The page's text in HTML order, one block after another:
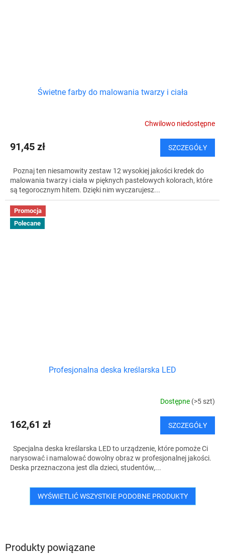
Produkty powiązane
Świetne farby do malowania twarzy i ciała
Chwilowo niedostępne
91,45 zł SZCZEGÓŁY
Poznaj ten niesamowity zestaw 12 wysokiej jakości kredek do
malowania twarzy i ciała w pięknych pastelowych kolorach, które
są tegorocznym hitem. Dzięki nim wyczarujesz...
Promocja
Polecane
Profesjonalna deska kreślarska LED
Dostępne (>5 szt)
162,61 zł SZCZEGÓŁY
Specjalna deska kreślarska LED to urządzenie, które pomoże Ci
narysować i namalować dowolny obraz w profesjonalnej jakości.
Deska przeznaczona jest dla dzieci, studentów,...
WYŚWIETLIĆ WSZYSTKIE PODOBNE PRODUKTY